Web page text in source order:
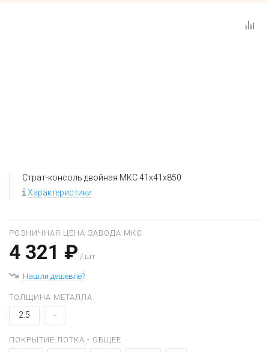
Страт-консоль двойная МКС 41х41х850
Характеристики
РОЗНИЧНАЯ ЦЕНА ЗАВОДА МКС
4 321 ₽ / шт
Нашли дешевле?
ТОЛЩИНА МЕТАЛЛА
2.5 -
ПОКРЫТИЕ ЛОТКА - ОБЩЕЕ